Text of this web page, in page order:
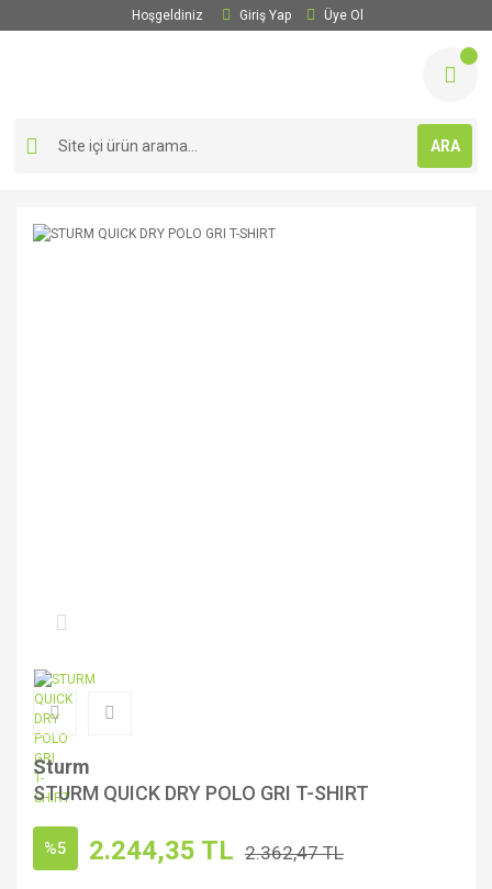
Hoşgeldiniz Giriş Yap Üye Ol
ARA
Sturm
STURM QUICK DRY POLO GRI T-SHIRT
%5 2.244,35 TL 2.362,47 TL